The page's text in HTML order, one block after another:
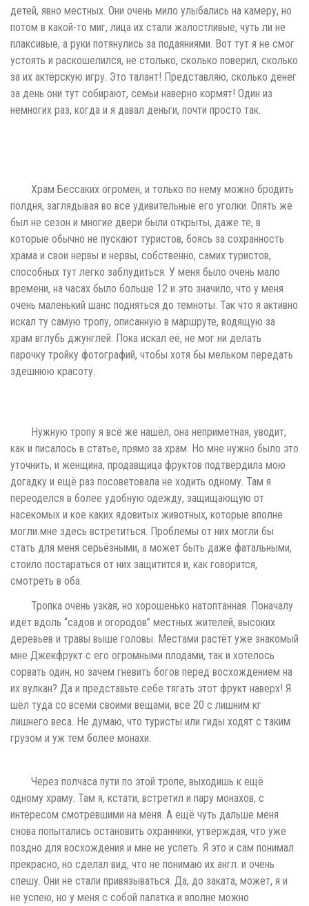
детей, явно местных. Они очень мило улыбались на камеру, но
потом в какой-то миг, лица их стали жалостливые, чуть ли не
плаксивые, а руки потянулись за подаяниями. Вот тут я не смог
устоять и раскошелился, не столько, сколько поверил, сколько
за их актёрскую игру. Это талант! Представляю, сколько денег
за день они тут собирают, семьи наверно кормят! Один из
немногих раз, когда и я давал деньги, почти просто так.
Храм Бессаких огромен, и только по нему можно бродить
полдня, заглядывая во все удивительные его уголки. Опять же
был не сезон и многие двери были открыты, даже те, в
которые обычно не пускают туристов, боясь за сохранность
храма и свои нервы и нервы, собственно, самих туристов,
способных тут легко заблудиться. У меня было очень мало
времени, на часах было больше 12 и это значило, что у меня
очень маленький шанс подняться до темноты. Так что я активно
искал ту самую тропу, описанную в маршруте, водящую за
храм вглубь джунглей. Пока искал её, не мог ни делать
парочку тройку фотографий, чтобы хотя бы мельком передать
здешнюю красоту.
Нужную тропу я всё же нашёл, она неприметная, уводит,
как и писалось в статье, прямо за храм. Но мне нужно было это
уточнить, и женщина, продавщица фруктов подтвердила мою
догадку и ещё раз посоветовала не ходить одному. Там я
переоделся в более удобную одежду, защищающую от
насекомых и кое каких ядовитых животных, которые вполне
могли мне здесь встретиться. Проблемы от них могли бы
стать для меня серьёзными, а может быть даже фатальными,
стоило постараться от них защитится и, как говорится,
смотреть в оба.
Тропка очень узкая, но хорошенько натоптанная. Поначалу
идёт вдоль “садов и огородов” местных жителей, высоких
деревьев и травы выше головы. Местами растёт уже знакомый
мне Джекфрукт с его огромными плодами, так и хотелось
сорвать один, но зачем гневить богов перед восхождением на
их вулкан? Да и представьте себе тягать этот фрукт наверх! Я
шёл туда со всеми своими вещами, все 20 с лишним кг
лишнего веса. Не думаю, что туристы или гиды ходят с таким
грузом и уж тем более монахи.
Через полчаса пути по этой тропе, выходишь к ещё
одному храму. Там я, кстати, встретил и пару монахов, с
интересом смотревшими на меня. А ещё чуть дальше меня
снова попытались остановить охранники, утверждая, что уже
поздно для восхождения и мне не успеть. Я это и сам понимал
прекрасно, но сделал вид, что не понимаю их англ. и очень
спешу. Они не стали привязываться. Да, до заката, может, я и
не успею, но у меня с собой палатка и вполне можно